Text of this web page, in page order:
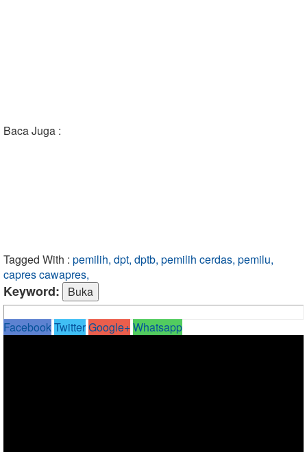
Baca Juga :
Tagged With : pemilih, dpt, dptb, pemilih cerdas, pemilu,
capres cawapres,
Keyword:
FacebookTwitterGoogle+Whatsapp